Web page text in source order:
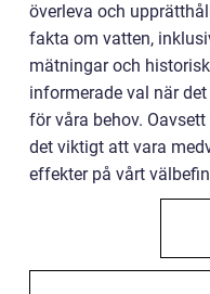
överleva och
fakta om vatten,
mätningar och
informerade val när
för våra behov.
det viktigt att vara
effekter på vårt